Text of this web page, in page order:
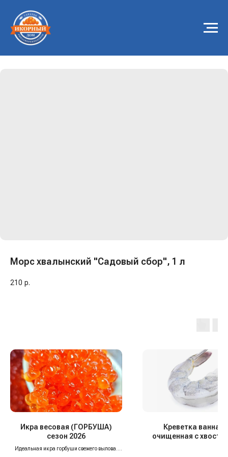
Морс хвалынский "Садовый сбор", 1 л
210 р.
Икра весовая (ГОРБУША)
сезон 2026
Идеальная икра горбуши свежего вылова.
Креветка
очищенная с